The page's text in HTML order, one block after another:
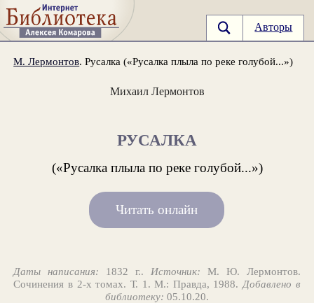
Авторы
М. Лермонтов. Русалка («Русалка плыла по реке голубой...»)
Михаил Лермонтов
РУСАЛКА
(«Русалка плыла по реке голубой...»)
Читать онлайн
Даты написания: 1832 г.. Источник: М. Ю. Лермонтов.
Сочинения в 2-х томах. Т. 1. М.: Правда, 1988. Добавлено в
библиотеку: 05.10.20.